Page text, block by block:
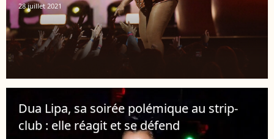
28 juillet 2021
Dua Lipa, sa soirée polémique au strip-
club : elle réagit et se défend